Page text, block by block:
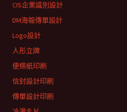
CIS企業識別設計
DM海報傳單設計
Logo設計
人形立牌
便條紙印刷
信封設計印刷
傳單設計印刷